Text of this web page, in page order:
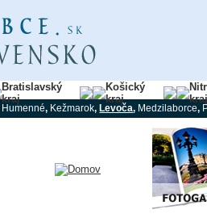
Bratislavský
kraj
Košický
kraj
kraj
Humenné, Kežmarok, Levoča, Medzilaborce,